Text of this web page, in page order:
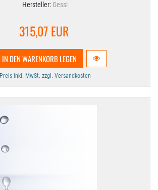
Hersteller: Gessi
315,07 EUR
IN DEN WARENKORB LEGEN
Preis inkl. MwSt. zzgl. Versandkosten